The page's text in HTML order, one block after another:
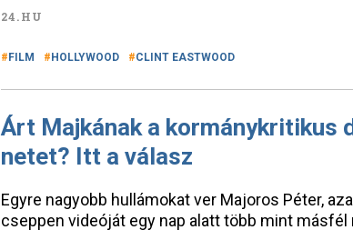
24.HU
FILM HOLLYWOOD CLINT EASTWOOD
Árt Majkának a kormánykritikus
netet? Itt a válasz
Egyre nagyobb hullámokat ver Majoros Péter,
cseppen videóját egy nap alatt több mint másfél